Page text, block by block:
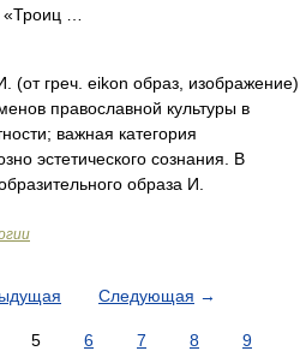
…
(от греч. eikon образ, изображение)
православной культуры в
важная категория
эстетического сознания. В
образа И.
Следующая →
5 6 7 8
9